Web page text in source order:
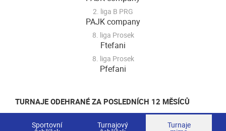
2. liga B PRG
PAJK company
8. liga Prosek
Ftefani
8. liga Prosek
Pfefani
TURNAJE ODEHRANÉ ZA POSLEDNÍCH 12 MĚSÍCŮ
Sportovní Turnajový Turnaje